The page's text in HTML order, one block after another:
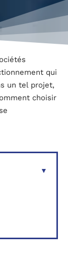
qui
un tel projet,
choisir